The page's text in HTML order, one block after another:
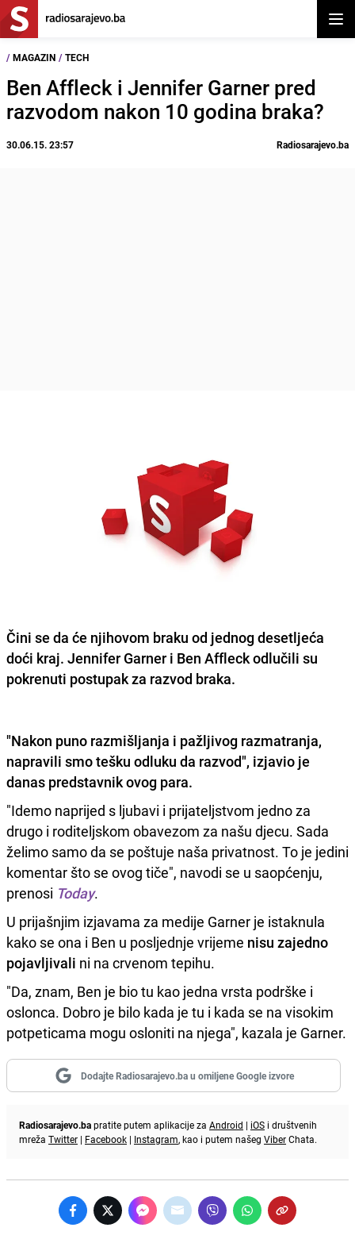
/ MAGAZIN / TECH
Ben Affleck i Jennifer Garner pred
razvodom nakon 10 godina braka?
30.06.15. 23:57 Radiosarajevo.ba
Čini se da će njihovom braku od jednog desetljeća
doći kraj. Jennifer Garner i Ben Affleckodlučili su
pokrenuti postupak za razvod braka.
"Nakon puno razmišljanja i pažljivog razmatranja,
napravili smo tešku odluku da razvod", izjavio je
danas predstavnik ovog para.
"Idemo naprijed s ljubavi i prijateljstvom jedno za
drugo i roditeljskom obavezom za našu djecu. Sada
želimo samo da se poštuje naša privatnost. To je jedini
komentar što se ovog tiče", navodi se u saopćenju,
prenosi Today.
U prijašnjim izjavama za medije Garner je istaknula
kako se ona i Ben u posljednje vrijeme nisu zajedno
pojavljivali ni na crvenom tepihu.
"Da, znam, Ben je bio tu kao jedna vrsta podrške i
oslonca. Dobro je bilo kada je tu i kada se na visokim
potpeticama mogu osloniti na njega", kazala je Garner.
Dodajte Radiosarajevo.ba u omiljene Google izvore
Radiosarajevo.bapratite putem aplikacije za Android | iOS i društvenih
mreža Twitter | Facebook | Instagram, kao i putem našeg ViberChata.